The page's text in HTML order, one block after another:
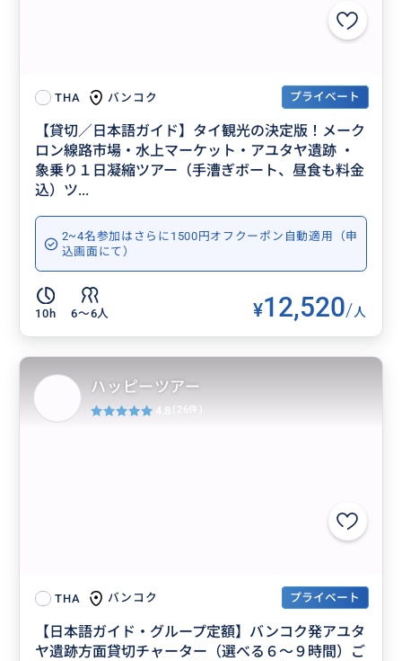
THA バンコク プライベート
【貸切／日本語ガイド】タイ観光の決定版！メーク
ロン線路市場・水上マーケット・アユタヤ遺跡 ・
象乗り１日凝縮ツアー（手漕ぎボート、昼食も料金
込）ツ...
2~4名参加はさらに1500円オフクーポン自動適用（申
込画面にて）
10h 6〜6人 ¥12,520/人
THA バンコク プライベート
【日本語ガイド・グループ定額】バンコク発アユタ
ヤ遺跡方面貸切チャーター（選べる６～９時間）ご
ハッピーツアー
4.8 (26件)